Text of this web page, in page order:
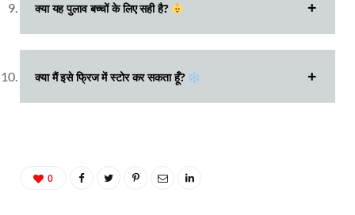
क्या यह पुलाव बच्चों के लिए सही है?
क्या मैं इसे फ्रिज में स्टोर कर सकता हूँ?
0